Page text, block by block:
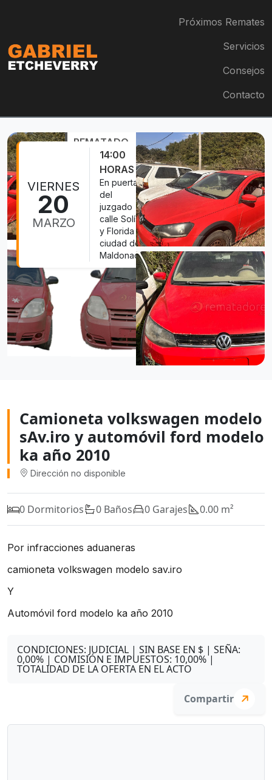
Próximos Remates
Servicios
Consejos
Contacto
REMATADO
VIERNES
20
MARZO
14:00
HORAS
En puertas
del
juzgado
calle Solís
y Florida
ciudad de
Maldonado
Camioneta volkswagen modelo
sAv.iro y automóvil ford modelo
ka año 2010
Dirección no disponible
0 Dormitorios 0 Baños 0 Garajes 0.00 m²
Por infracciones aduaneras
camioneta volkswagen modelo sav.iro
Y
Automóvil ford modelo ka año 2010
CONDICIONES: JUDICIAL | SIN BASE EN $ | SEÑA:
0,00% | COMISIÓN E IMPUESTOS: 10,00% |
TOTALIDAD DE LA OFERTA EN EL ACTO
Compartir